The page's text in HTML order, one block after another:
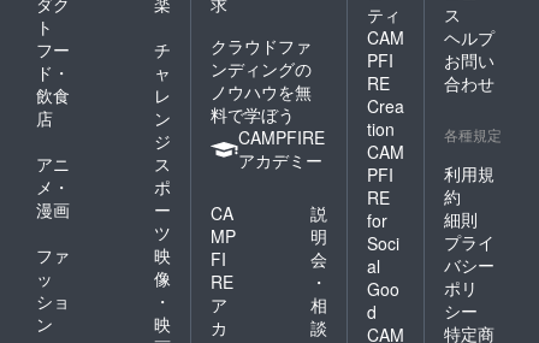
ト
フー
ド・
飲食
店
チ
ャ
レ
ン
ジ
アニ
メ・
漫画
ス
ポ
ー
ツ
ファ
ッ
ショ
ン
映
像
・
映
クラウドファ
ンディングの
ノウハウを無
料で学ぼう
CAMPFIRE
アカデミー
CA
MP
FI
RE
ア
カ
説
明
会
・
相
談
ティ
CAM
PFI
RE
Crea
tion
CAM
PFI
RE
for
Soci
al
Goo
d
CAM
ス
ヘルプ
お問い
合わせ
各種規定
利用規
約
細則
プライ
バシー
ポリ
シー
特定商